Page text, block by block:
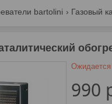
bartolini Газовый
Ожидается
990